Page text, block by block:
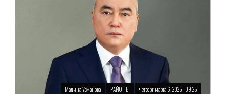
Мадина Усманова РАЙОНЫ четверг, марта 6, 2025 - 09:25